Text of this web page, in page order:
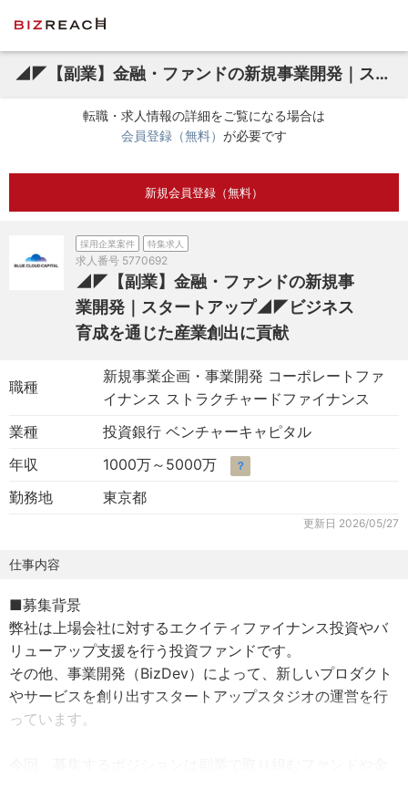
◢◤【副業】金融・ファンドの新規事業開発｜スタートアップ◢◤ビジネス育成を通じた産業創出に貢献
転職・求人情報の詳細をご覧になる場合は
会員登録（無料） が必要です
新規会員登録（無料）
採用企業案件 特集求人
求人番号 5770692
◢◤【副業】金融・ファンドの新規事
業開発｜スタートアップ◢◤ビジネス
育成を通じた産業創出に貢献
職種
新規事業企画・事業開発 コーポレートファ
イナンス ストラクチャードファイナンス
業種
投資銀行 ベンチャーキャピタル
年収
1000万～5000万 ？
勤務地 東京都
更新日 2026/05/27
仕事内容
■募集背景
弊社は上場会社に対するエクイティファイナンス投資やバ
リューアップ支援を行う投資ファンドです。
その他、事業開発（BizDev）によって、新しいプロダクト
やサービスを創り出すスタートアップスタジオの運営を行
っています。